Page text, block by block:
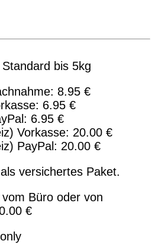
bis 5kg
8.95 €
6.95 €
6.95 €
Vorkasse: 20.00 €
PayPal: 20.00 €
versichertes Paket.
Büro oder von
€